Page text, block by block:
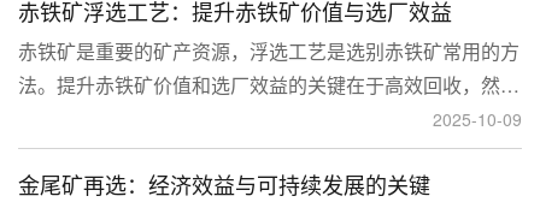
临更高技术挑战。
赤铁矿浮选工艺：提升赤铁矿价值与选厂效益
赤铁矿是重要的矿产资源，浮选工艺是选别赤铁矿常用的方
法。提升赤铁矿价值和选厂效益的关键在于高效回收，然
而，赤铁矿往往存在嵌布粒度细、易泥化、存在高硅铝杂质
等特征。利用传统的浮选工艺进行处理会面临回收率低、精
矿品位不稳定、药剂成本高等问题。
2025-10-09
金尾矿再选：经济效益与可持续发展的关键